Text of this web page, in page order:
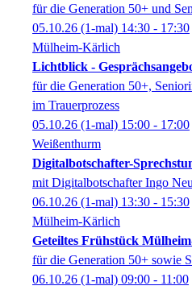
für die Generation 50+ und
05.10.26 (1-mal) 14:30 - 17:30
Mülheim-Kärlich
Lichtblick -
für die Generation 50+,
im Trauerprozess
05.10.26 (1-mal) 15:00 - 17:00
Weißenthurm
Digitalbotschafter-
mit Digitalbotschafter Ingo
06.10.26 (1-mal) 13:30 - 15:30
Mülheim-Kärlich
Geteiltes Frühstück
für die Generation 50+ sowie
06.10.26 (1-mal) 09:00 - 11:00